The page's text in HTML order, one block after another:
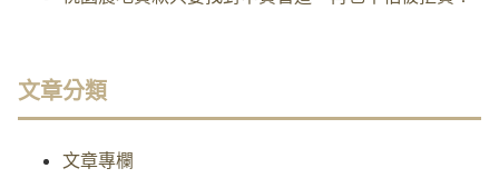
文章分類
文章專欄